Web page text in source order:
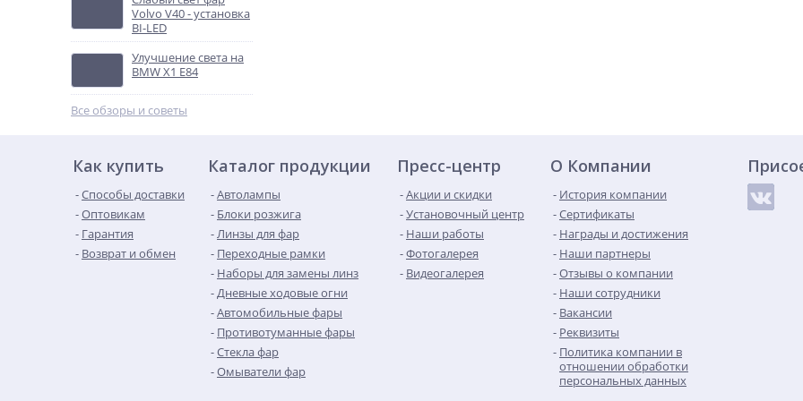
Volvo V40 - установка
BI-LED
Улучшение света на
BMW X1 E84
Все обзоры и советы
Как купить
Способы доставки
Оптовикам
Гарантия
Возврат и обмен
Каталог продукции
Автолампы
Блоки розжига
Линзы для фар
Переходные рамки
Наборы для замены линз
Дневные ходовые огни
Автомобильные фары
Противотуманные фары
Стекла фар
Омыватели фар
Пресс-центр
Акции и скидки
Установочный центр
Наши работы
Фотогалерея
Видеогалерея
О Компании
История компании
Сертификаты
Награды и достижения
Наши партнеры
Отзывы о компании
Наши сотрудники
Вакансии
Реквизиты
Политика компании в
отношении обработки
персональных данных